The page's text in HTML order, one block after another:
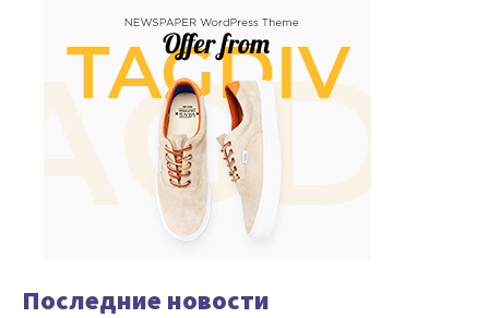
Последние новости